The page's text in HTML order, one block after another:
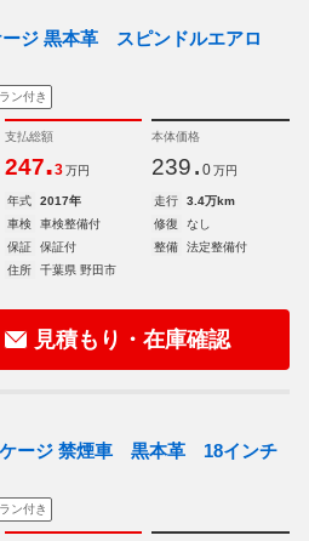
ージ 黒本革 スピンドルエアロ
ン付き
支払総額
247.3 万円
本体価格
239. 0 万円
年式 2017年 走行
3.4万km
車検
車検整備付 修復
なし
保証
保証付 整備
法定整備付
住所
千葉県 野田市
見積もり・在庫確認
ケージ 禁煙車 黒本革 18インチ
ン付き